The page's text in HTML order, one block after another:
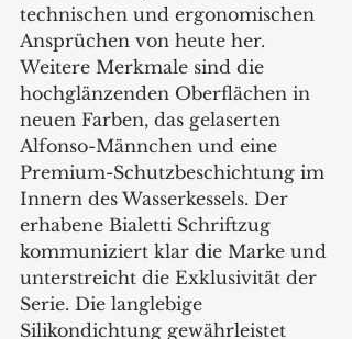
technischen und ergonomischen
Ansprüchen von heute her.
Weitere Merkmale sind die
hochglänzenden Oberflächen in
neuen Farben, das gelaserten
Alfonso-Männchen und eine
Premium-Schutzbeschichtung im
Innern des Wasserkessels. Der
erhabene Bialetti Schriftzug
kommuniziert klar die Marke und
unterstreicht die Exklusivität der
Serie. Die langlebige
Silikondichtung gewährleistet